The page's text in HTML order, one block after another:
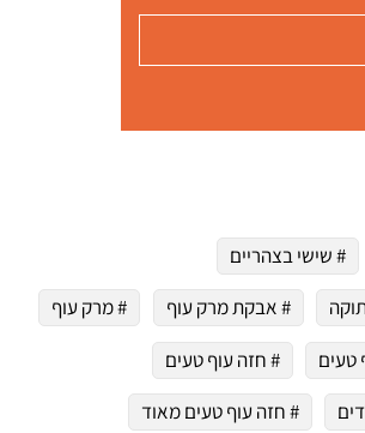
# שישי בצהריים
# אבקת מרק עוף
# מרק עוף
טעים
# חזה עוף טעים
# חזה עוף טעים מאוד